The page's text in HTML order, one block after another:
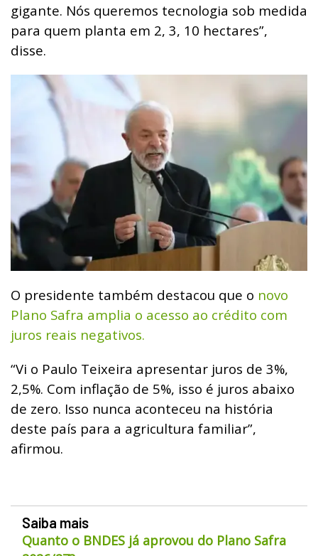
gigante. Nós queremos tecnologia sob medida
para quem planta em 2, 3, 10 hectares”,
disse.
O presidente também destacou que o novo
Plano Safra amplia o acesso ao crédito com
juros reais negativos.
“Vi o Paulo Teixeira apresentar juros de 3%,
2,5%. Com inflação de 5%, isso é juros abaixo
de zero. Isso nunca aconteceu na história
deste país para a agricultura familiar”,
afirmou.
Saiba mais
Quanto o BNDES já aprovou do Plano Safra